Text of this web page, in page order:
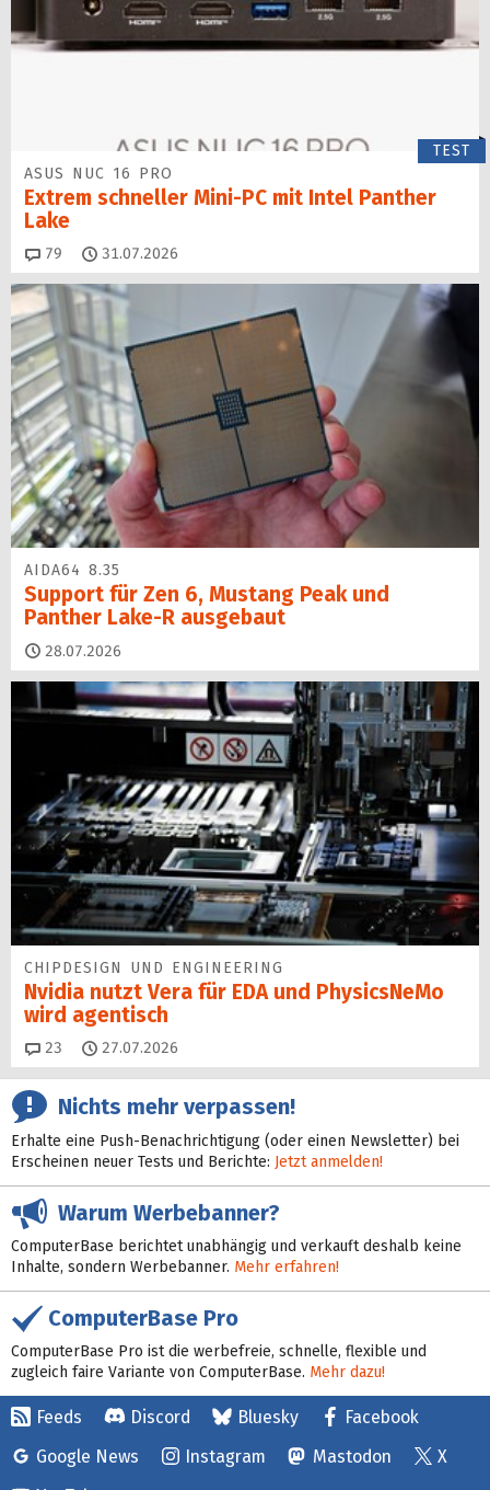
TEST
ASUS NUC 16 PRO
Extrem schneller Mini-PC mit Intel Panther
Lake
79 Kommentare
31.07.2026
AIDA64 8.35
Support für Zen 6, Mustang Peak und
Panther Lake-R ausgebaut
28.07.2026
CHIPDESIGN UND ENGINEERING
Nvidia nutzt Vera für EDA und PhysicsNeMo
wird agentisch
23 Kommentare
27.07.2026
Nichts mehr verpassen!
Erhalte eine Push-Benachrichtigung (oder einen Newsletter) bei
Erscheinen neuer Tests und Berichte: Jetzt anmelden!
Warum Werbebanner?
ComputerBase berichtet unabhängig und verkauft deshalb keine
Inhalte, sondern Werbebanner. Mehr erfahren!
ComputerBase Pro
ComputerBase Pro ist die werbefreie, schnelle, flexible und
zugleich faire Variante von ComputerBase. Mehr dazu!
Feeds Discord Bluesky
Facebook
Google News
Instagram Mastodon
X